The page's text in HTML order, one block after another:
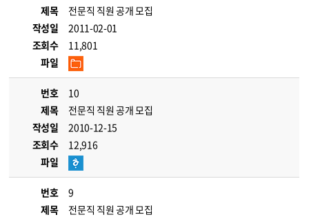
제목
전문직 직원 공개 모집
작성일
2011-02-01
조회수
11,801
파일
번호
10
제목
전문직 직원 공개 모집
작성일
2010-12-15
조회수
12,916
파일
번호
9
제목
전문직 직원 공개 모집